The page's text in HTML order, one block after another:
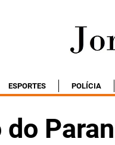
ESPORTES POLÍCIA
do